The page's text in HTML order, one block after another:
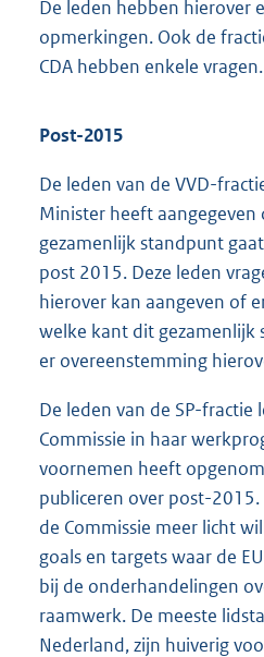
De leden hebben hierover
opmerkingen. Ook de
CDA hebben enkele vragen.
Post-2015
De leden van de VVD-
Minister heeft aangegeven
gezamenlijk standpunt
post 2015. Deze leden
hierover kan aangeven of
welke kant dit
er overeenstemming
De leden van de SP-fractie
Commissie in haar
voornemen heeft
publiceren over post-
de Commissie meer licht
goals en targets waar de
bij de onderhandelingen
raamwerk. De meeste
Nederland, zijn huiverig